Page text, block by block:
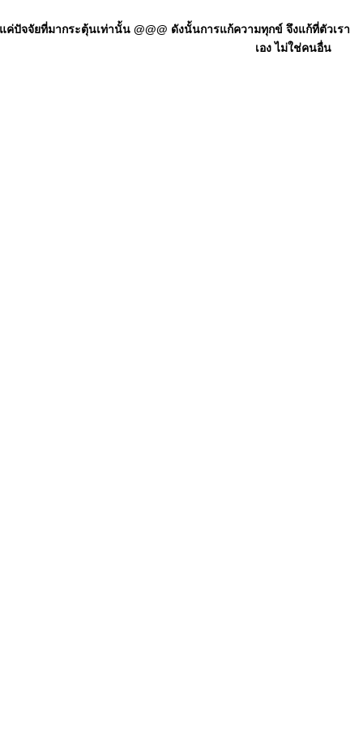
ปัจจัยที่มากระตุ้นเท่านั้น @@@ ดังนั้นการแก้ความทุกข์ จึงแก้ที่ตัวเรา
เอง ไม่ใช่คนอื่น